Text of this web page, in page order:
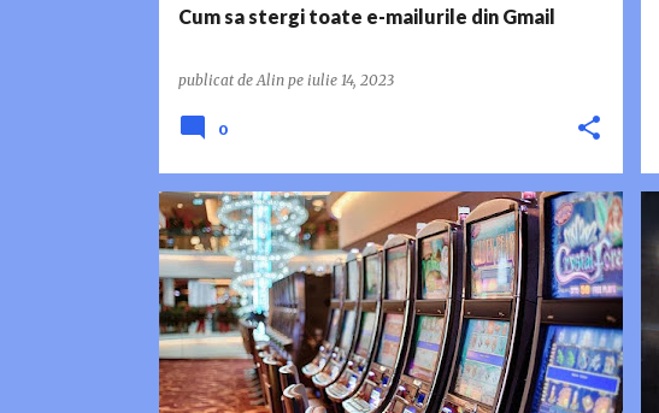
Cum sa stergi toate e-mailurile din Gmail
publicat deAlin pe iulie 14, 2023
0
GHID JOCURILE DE NOROC PREMII SPECIALE